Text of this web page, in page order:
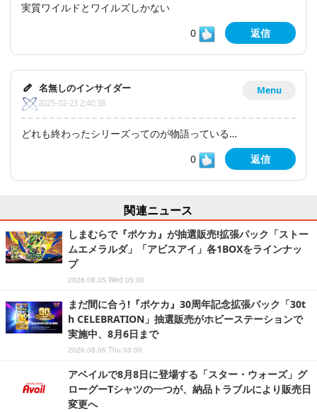
実質ワイルドとワイルズしかない
0
返信
Menu
名無しのインサイダー
2025-02-23 2:40:38
どれも終わったシリーズってのが物語っている…
0
返信
関連ニュース
しまむらで『ポケカ』が抽選販売!拡張パック「ストー
ムエメラルダ」「アビスアイ」各1BOXをラインナッ
プ
2026.08.05 Wed 05:00
まだ間に合う!『ポケカ』30周年記念拡張パック「30t
h CELEBRATION」抽選販売がホビーステーションで
実施中、8月6日まで
2026.08.06 Thu 03:00
アベイルで8月8日に登場する「スター・ウォーズ」グ
ローグーTシャツの一つが、納品トラブルにより販売日
変更へ